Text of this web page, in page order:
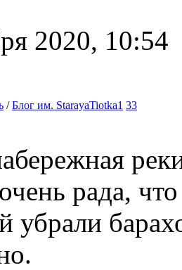
2020, 10:54
/Блог им. StarayaTiotka1 33
рада,
убрали